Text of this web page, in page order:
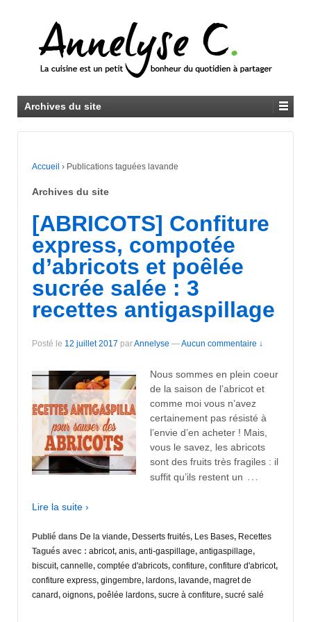
Archives du site
Accueil › Publications taguées lavande
Archives du site
[ABRICOTS] Confiture
express, compotée
d’abricots et poêlée
sucrée salée : 3
recettes antigaspillage
Posté le 12 juillet 2017 parAnnelyse —Aucun commentaire ↓
Nous sommes en plein coeur
de la saison de l’abricot et
comme moi vous n’avez
certainement pas résisté à
l’envie d’en acheter ! Mais,
vous le savez, les abricots
sont des fruits très fragiles : il
suffit qu’ils restent un …
Lire la suite ›
Publié dans De la viande, Desserts fruités, Les Bases, Recettes
Tagués avec : abricot, anis, anti-gaspillage, antigaspillage,
biscuit, cannelle, comptée d'abricots, confiture, confiture d'abricot,
confiture express, gingembre, lardons, lavande, magret de
canard, oignons, poêlée lardons, sucre à confiture, sucré salé